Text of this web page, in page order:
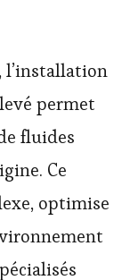
l’installation
permet
fluides
Ce
optimise